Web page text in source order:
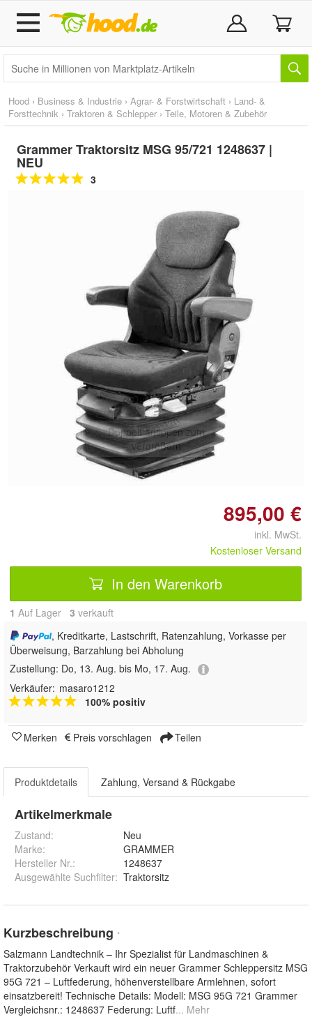
Hood › Business & Industrie › Agrar- & Forstwirtschaft › Land- &
Forsttechnik › Traktoren & Schlepper › Teile, Motoren & Zubehör
Grammer Traktorsitz MSG 95/721 1248637 |
NEU
3
Doppelt antippen zum
vergrößern
895,00 €
inkl. MwSt.
Kostenloser Versand
In den Warenkorb
1 Auf Lager 3 verkauft
, Kreditkarte, Lastschrift, Ratenzahlung, Vorkasse per
Überweisung, Barzahlung bei Abholung
Zustellung: Do, 13. Aug. bis Mo, 17. Aug.
Verkäufer: masaro1212
100% positiv
Merken Preis vorschlagen Teilen
Produktdetails Zahlung, Versand & Rückgabe
Artikelmerkmale
Zustand:
Neu
Marke:
GRAMMER
Hersteller Nr.:
1248637
Ausgewählte Suchfilter: Traktorsitz
Kurzbeschreibung *
Salzmann Landtechnik – Ihr Spezialist für Landmaschinen &
Traktorzubehör Verkauft wird ein neuer Grammer Schleppersitz MSG
95G 721 – Luftfederung, höhenverstellbare Armlehnen, sofort
einsatzbereit! Technische Details: Modell: MSG 95G 721 Grammer
Vergleichsnr.: 1248637 Federung: Luftf... Mehr